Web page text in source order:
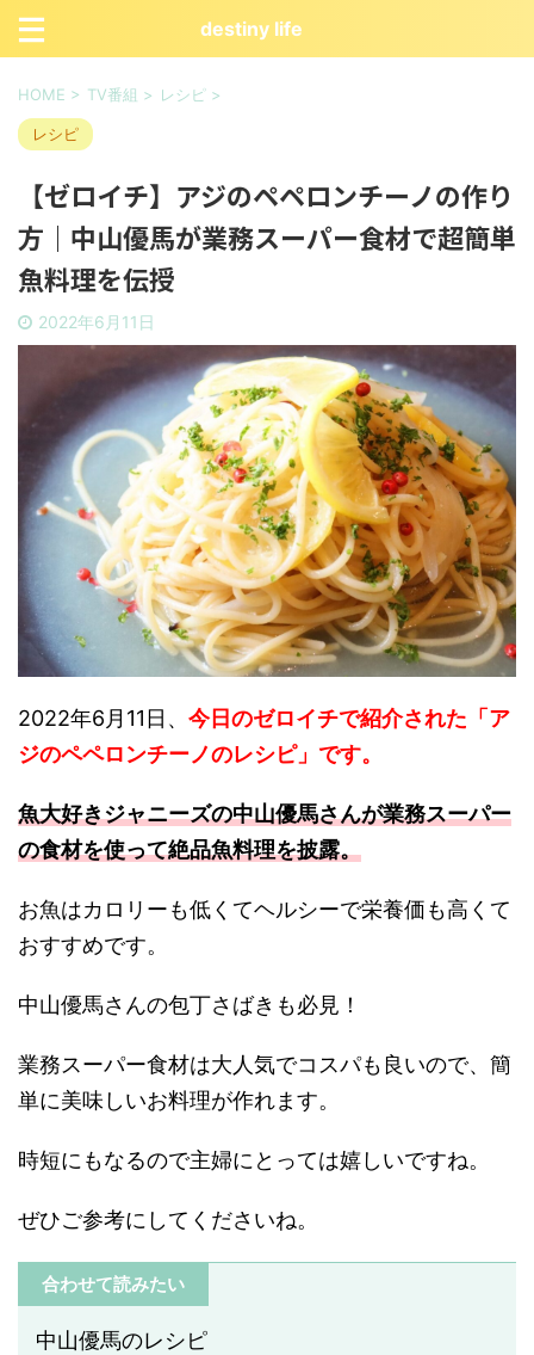
destiny life
HOME > TV番組 > レシピ >
レシピ
【ゼロイチ】アジのペペロンチーノの作り
方｜中山優馬が業務スーパー食材で超簡単
魚料理を伝授
2022年6月11日
2022年6月11日、 今日のゼロイチで紹介された「ア
ジのペペロンチーノのレシピ」です。
魚大好きジャニーズの中山優馬さんが業務スーパー
の食材を使って絶品魚料理を披露。
お魚はカロリーも低くてヘルシーで栄養価も高くて
おすすめです。
中山優馬さんの包丁さばきも必見！
業務スーパー食材は大人気でコスパも良いので、簡
単に美味しいお料理が作れます。
時短にもなるので主婦にとっては嬉しいですね。
ぜひご参考にしてくださいね。
合わせて読みたい
中山優馬のレシピ